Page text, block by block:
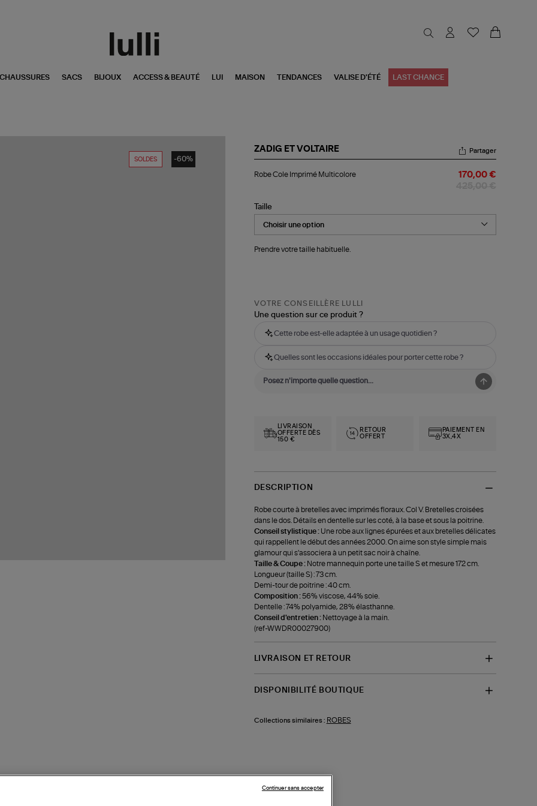
CHAUSSURES SACS BIJOUX ACCESS & BEAUTÉ LUI MAISON TENDANCES VALISE D'ÉTÉ LAST CHANCE
SOLDES -60%
ZADIG ET VOLTAIRE
Cole
Partager
Robe Cole Imprimé Multicolore 170,00 €
Taille
Prendre votre taille habituelle.
VOTRE CONSEILLÈRE LULLI
Une question sur ce produit ?
Cette robe est-elle adaptée à un usage quotidien ?
Quelles sont les occasions idéales pour porter cette robe ?
LIVRAISON
OFFERTE DÈS
150 €
RETOUR
OFFERT
PAIEMENT EN
3X,4X
DESCRIPTION
Robe courte à bretelles avec imprimés floraux. Col V. Bretelles croisées
dans le dos. Détails en dentelle sur les coté, à la base et sous la poitrine.
Conseil stylistique : Une robe aux lignes épurées et aux bretelles délicates
qui rappellent le début des années 2000. On aime son style simple mais
glamour qui s'associera à un petit sac noir à chaîne.
Taille & Coupe : Notre mannequin porte une taille S et mesure 172 cm.
Longueur (taille S) : 73 cm.
Demi-tour de poitrine : 40 cm.
Composition :56% viscose, 44% soie.
Dentelle : 74% polyamide, 28% élasthanne.
Conseil d'entretien : Nettoyage à la main.
(ref-WWDR00027900)
LIVRAISON ET RETOUR
DISPONIBILITÉ BOUTIQUE
Collections similaires : ROBES
Continuer sans accepter